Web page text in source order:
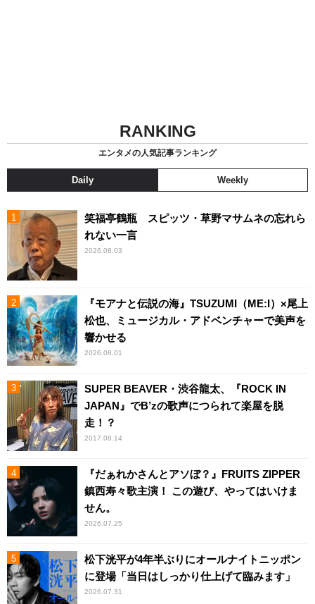
RANKING
エンタメの人気記事ランキング
Daily Weekly
笑福亭鶴瓶 スピッツ・草野マサムネの忘れら
れない一言
2026.08.03
『モアナと伝説の海』TSUZUMI（ME:I）×尾上
松也、ミュージカル・アドベンチャーで美声を
響かせる
2026.08.01
SUPER BEAVER・渋谷龍太、『ROCK IN
JAPAN』でB’zの歌声につられて楽屋を脱
走！？
2017.08.14
『だぁれかさんとアソぼ？』FRUITS ZIPPER
鎮西寿々歌主演！ この遊び、やってはいけま
せん。
2026.07.25
松下洸平が4年半ぶりにオールナイトニッポン
に登場「当日はしっかり仕上げて臨みます」
2026.07.31